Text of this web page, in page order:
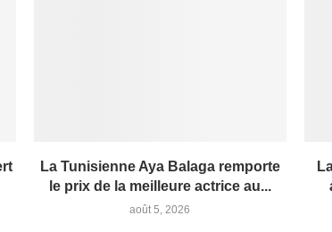
La Tunisienne Aya Balaga remporte
le prix de la meilleure actrice au...
août 5, 2026